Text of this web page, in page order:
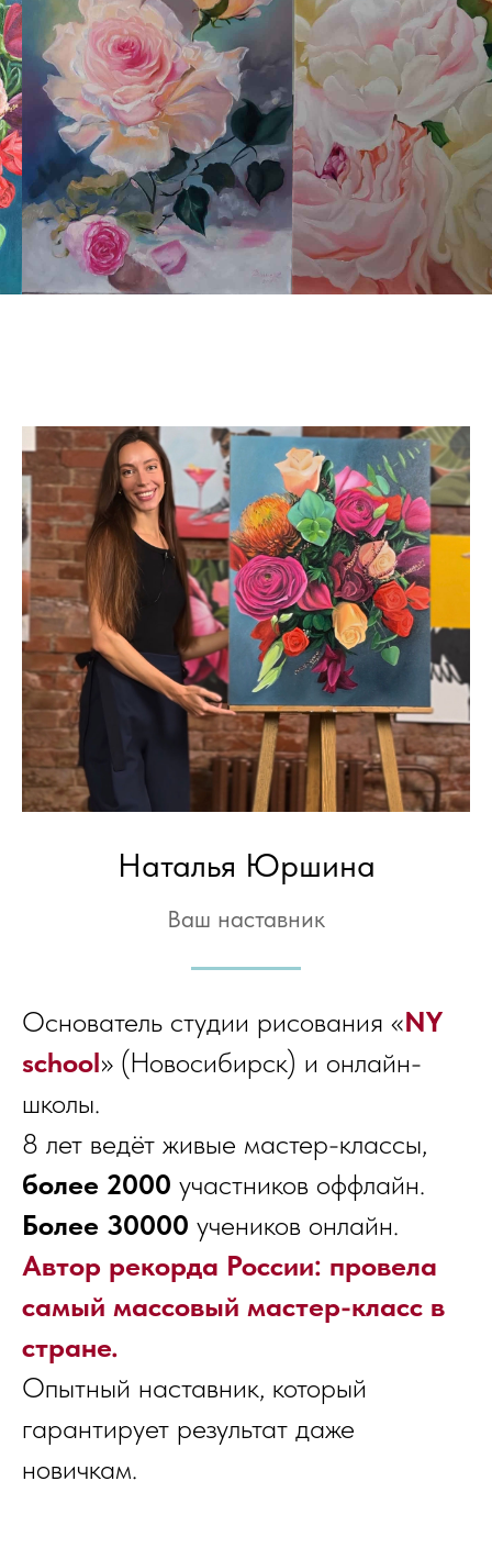
Наталья Юршина
Ваш наставник
Основатель студии рисования «NY
school» (Новосибирск) и онлайн-
школы.
8 лет ведёт живые мастер-классы,
более 2000 участников оффлайн.
Более 30000 учеников онлайн.
Автор рекорда России: провела
самый массовый мастер-класс в
стране.
Опытный наставник, который
гарантирует результат даже
новичкам.